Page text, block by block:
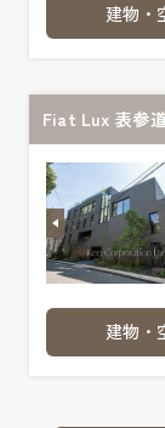
建物・
Fiat Lux 表参道
建物・